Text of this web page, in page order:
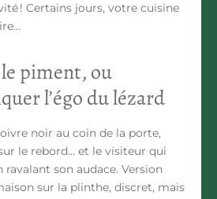
! Certains jours, votre cuisine
piment, ou
l’égo du lézard
noir au coin de la porte,
le rebord… et le visiteur qui
son audace. Version
sur la plinthe, discret, mais